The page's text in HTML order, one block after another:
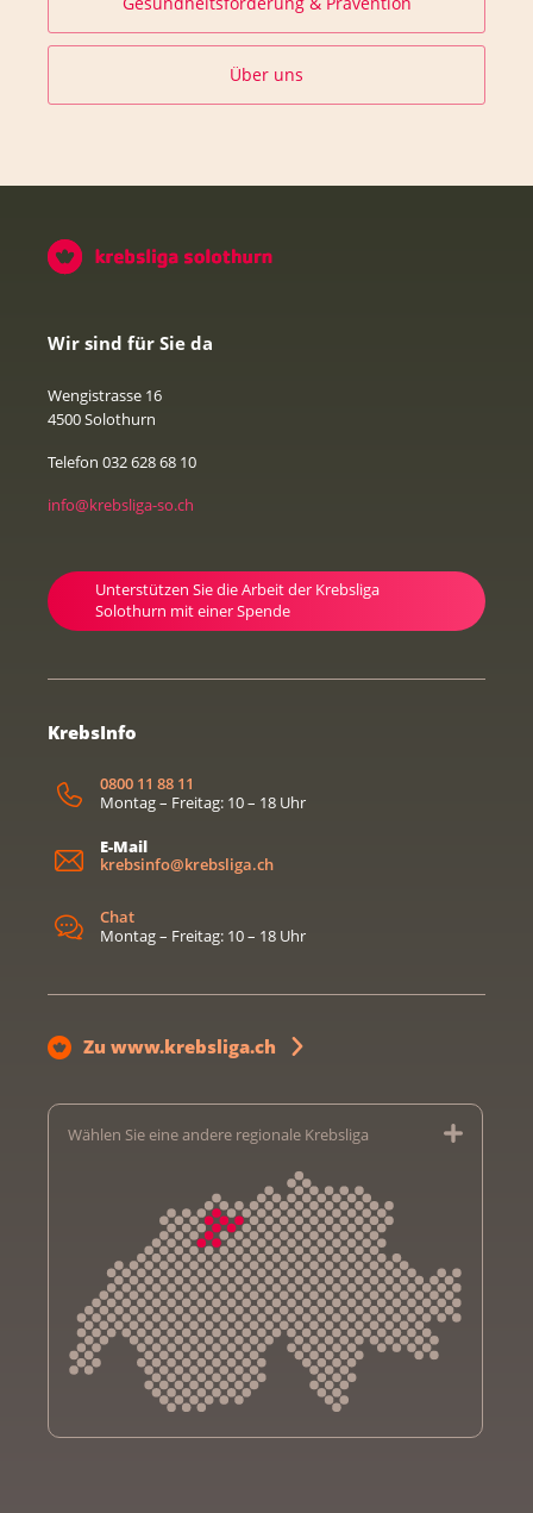
Über uns
Wir sind für Sie da
Wengistrasse 16
4500 Solothurn
Telefon 032 628 68 10
info@krebsliga-so.ch
Unterstützen Sie die Arbeit der Krebsliga
Solothurn mit einer Spende
KrebsInfo
0800 11 88 11
Montag – Freitag: 10 – 18 Uhr
E-Mail
krebsinfo@krebsliga.ch
Chat
Montag – Freitag: 10 – 18 Uhr
Zu www.krebsliga.ch
Wählen Sie eine andere regionale Krebsliga